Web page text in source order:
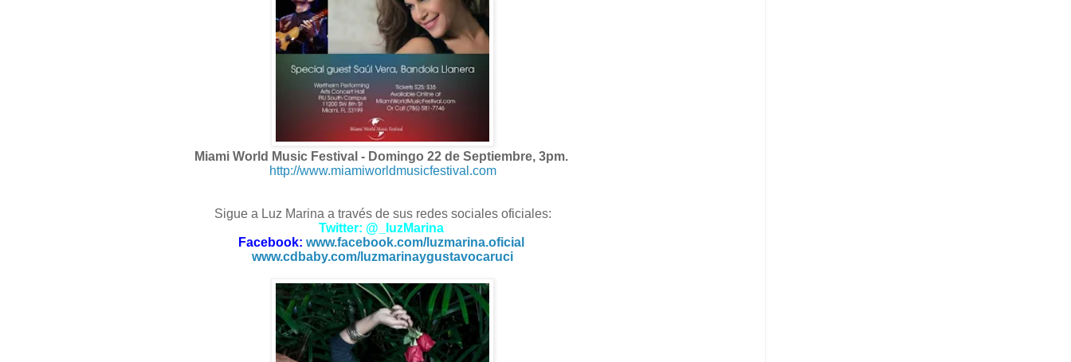
Miami World Music Festival - Domingo 22 de Septiembre, 3pm.
http://www.miamiworldmusicfestival.com
Sigue a Luz Marina a través de sus redes sociales oficiales:
Twitter: @_luzMarina
Facebook: www.facebook.com/luzmarina.oficial
www.cdbaby.com/luzmarinaygustavocaruci